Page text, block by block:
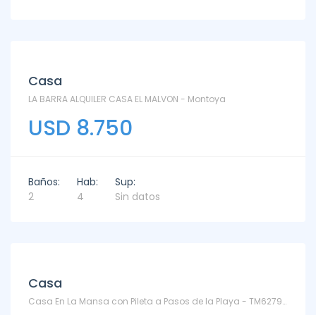
Casa
LA BARRA ALQUILER CASA EL MALVON - Montoya
USD 8.750
Baños:
2
Hab:
4
Sup:
Sin datos
Casa
Casa En La Mansa con Pileta a Pasos de la Playa - TM6279431 - Playa Mansa